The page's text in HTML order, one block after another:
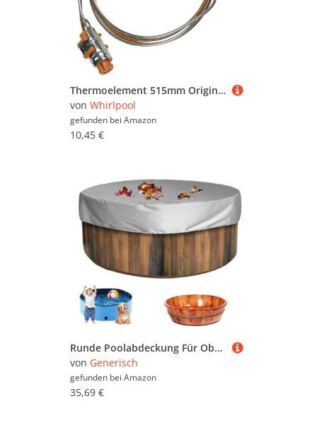
Thermoelement 515mm Original Backblech 481010566187, 481213838004 WHIRLPOOL
von Whirlpool
gefunden bei Amazon
10,45 €
Runde Poolabdeckung Für Oberirdische Pools Aus Wasserdichtem Material Mit Kordelzug – Wetterfeste Und Staubdichte Whirlpool Schutzabdeckung, Ideal Für Whirlpool Und Pool-160 * 90cm||Grau
von Generisch
gefunden bei Amazon
35,69 €